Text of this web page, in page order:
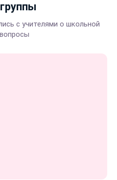
с учителями о школьной